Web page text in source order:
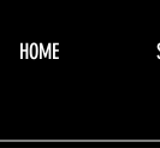
HOME